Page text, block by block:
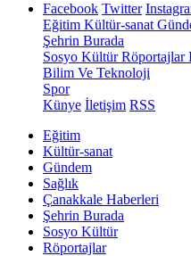
Facebook Twitter
Eğitim Kültür-sanat
Şehrin Burada
Sosyo KültürRöportajlar
Bilim Ve Teknoloji
Spor
Künye İletişim RSS
Eğitim
Kültür-sanat
Gündem
Sağlık
Çanakkale Haberleri
Şehrin Burada
Sosyo Kültür
Röportajlar